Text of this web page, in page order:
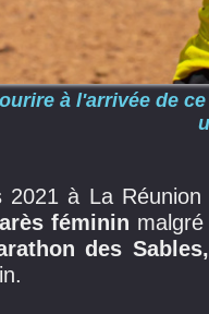
à l'arrivée de
2021 à La
féminin
des Sables,